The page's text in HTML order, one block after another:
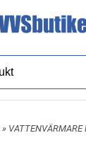
» VATTENVÄRMARE